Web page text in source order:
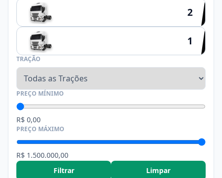
2
1
TRAÇÃO
PREÇO MÍNIMO
R$ 0,00
PREÇO MÁXIMO
R$ 1.500.000,00
Filtrar
Limpar